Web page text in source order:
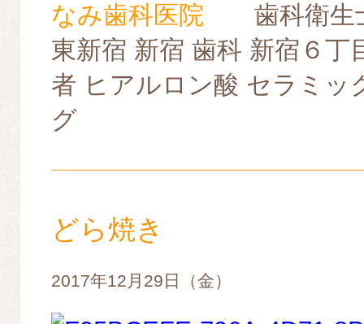
なみ歯科医院 歯科衛生
東新宿 新宿 歯科 新宿６丁
者 ヒアルロン酸 セラミッ
グ
どら焼き
2017年12月29日（金）